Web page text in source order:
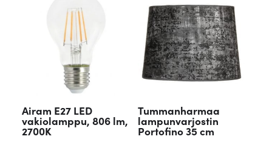
Airam E27 LED
vakiolamppu, 806 lm,
2700K
Tummanharmaa
lampunvarjostin
Portofino 35 cm